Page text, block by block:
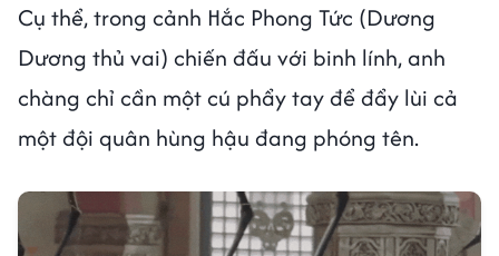
Cụ thể, trong cảnh Hắc Phong Tức (Dương
Dương thủ vai) chiến đấu với binh lính, anh
chàng chỉ cần một cú phẩy tay để đẩy lùi cả
một đội quân hùng hậu đang phóng tên.